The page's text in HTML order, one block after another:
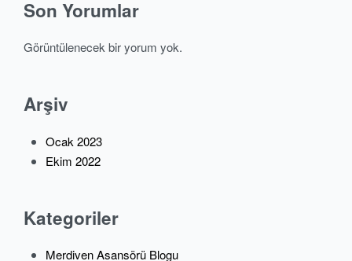
Son Yorumlar
Görüntülenecek bir yorum yok.
Arşiv
Ocak 2023
Ekim 2022
Kategoriler
Merdiven Asansörü Blogu